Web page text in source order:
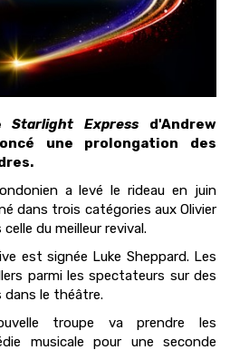
Starlight Express d'Andrew
une prolongation des
a levé le rideau en juin
dans trois catégories aux Olivier
du meilleur revival.
est signée Luke Sheppard. Les
parmi les spectateurs sur des
dans le théâtre.
troupe va prendre les
musicale pour une seconde